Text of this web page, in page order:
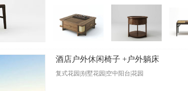
酒店户外休闲椅子 +户外躺床
复式花园|别墅花园|空中阳台|花园